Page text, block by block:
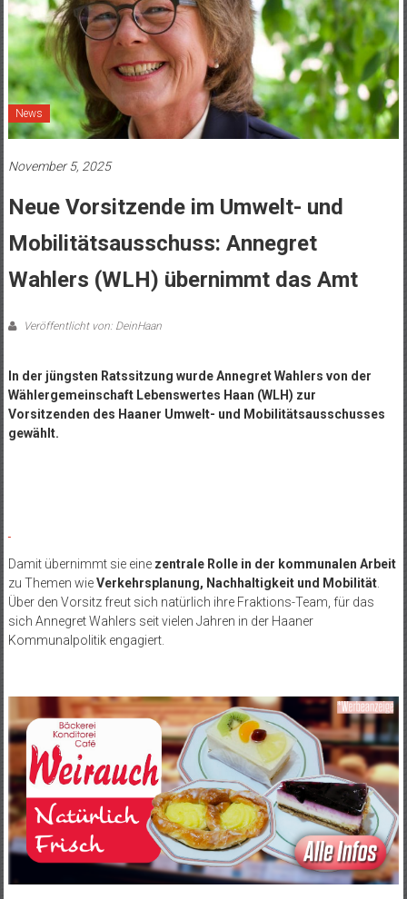
News
November 5, 2025
Neue Vorsitzende im Umwelt- und
Mobilitätsausschuss: Annegret
Wahlers (WLH) übernimmt das Amt
Veröffentlicht von: DeinHaan
In der jüngsten Ratssitzung wurde Annegret Wahlers von der
Wählergemeinschaft Lebenswertes Haan (WLH) zur
Vorsitzenden des Haaner Umwelt- und Mobilitätsausschusses
gewählt.
Damit übernimmt sie eine zentrale Rolle in der kommunalen Arbeit
zu Themen wieVerkehrsplanung, Nachhaltigkeit und Mobilität.
Über den Vorsitz freut sich natürlich ihre Fraktions-Team, für das
sich Annegret Wahlers seit vielen Jahren in der Haaner
Kommunalpolitik engagiert.